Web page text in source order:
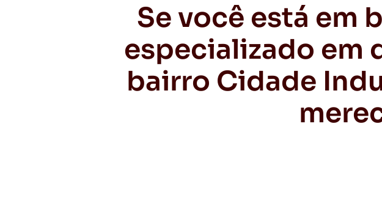
Se você está em
especializado em
bairro Cidade